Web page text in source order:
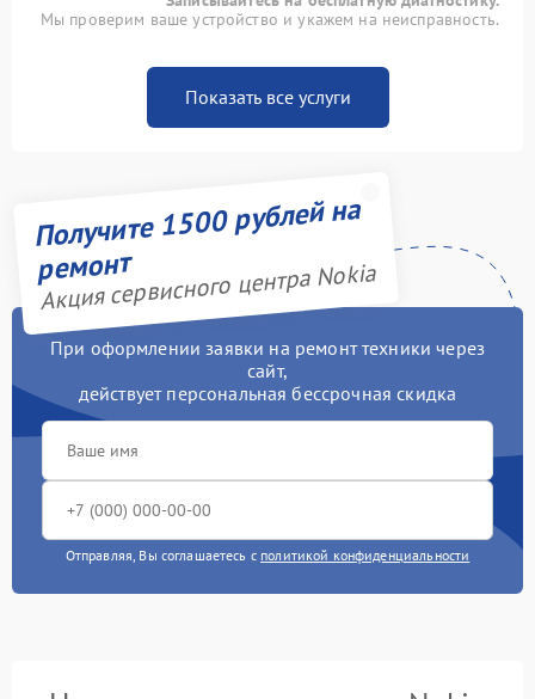
Мы проверим ваше устройство и укажем на неисправность.
Показать все услуги
Получите 1500 рублей на
ремонт
Акция сервисного центра Nokia
При оформлении заявки на ремонт техники через
сайт,
действует персональная бессрочная скидка
Отправляя, Вы соглашаетесь с политикой конфиденциальности